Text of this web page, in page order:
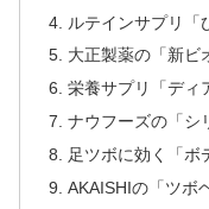
ルテインサプリ「
大正製薬の「新ビ
栄養サプリ「ディ
ナウフーズの「シ
足ツボに効く「ボ
AKAISHIの「ツボ